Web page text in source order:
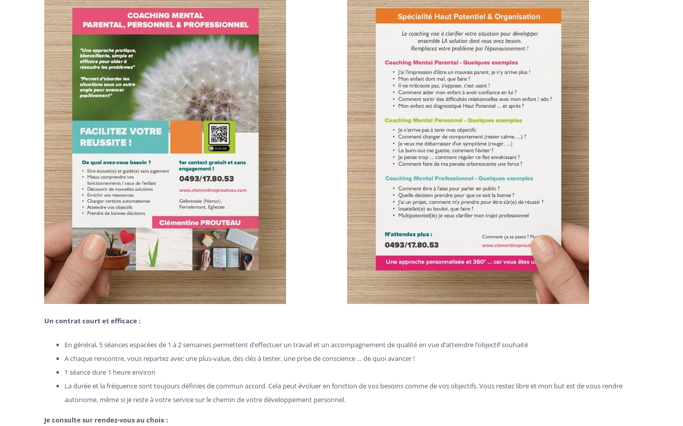
Un contrat court et efficace :
En général, 5 séances espacées de 1 à 2 semaines permettent d’effectuer un travail et un accompagnement de qualité en vue d’atteindre l’objectif souhaité
A chaque rencontre, vous repartez avec une plus-value, des clés à tester, une prise de conscience … de quoi avancer !
1 séance dure 1 heure environ
La durée et la fréquence sont toujours définies de commun accord. Cela peut évoluer en fonction de vos besoins comme de vos objectifs. Vous restez libre et mon but est de vous rendre
autonome, même si je reste à votre service sur le chemin de votre développement personnel.
Je consulte sur rendez-vous au choix :